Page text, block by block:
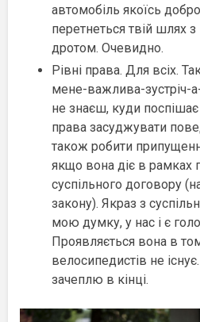
автомобіль якоїсь
перетнеться твій шлях
дротом. Очевидно.
Рівні права. Для всіх.
мене-важлива-зустріч-
не знаєш, куди
права засуджувати
також робити
якщо вона діє в рамках
суспільного договору
закону). Якраз з
мою думку, у нас і є
Проявляється вона в
велосипедистів не
зачеплю в кінці.